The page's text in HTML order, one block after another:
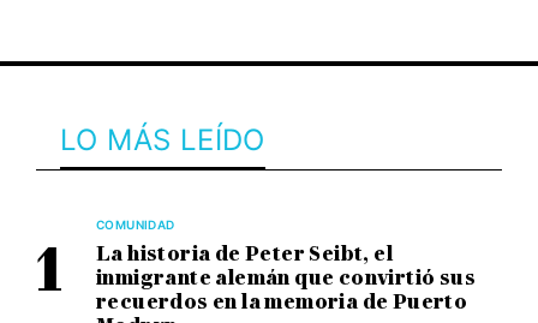
LO MÁS LEÍDO
COMUNIDAD
La historia de Peter Seibt, el
inmigrante alemán que convirtió sus
recuerdos en la memoria de Puerto